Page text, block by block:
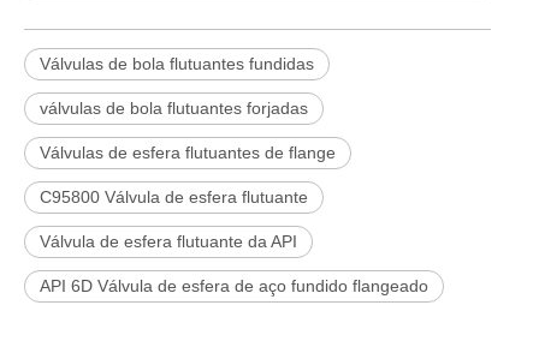
Válvulas de bola flutuantes fundidas
válvulas de bola flutuantes forjadas
Válvulas de esfera flutuantes de flange
C95800 Válvula de esfera flutuante
Válvula de esfera flutuante da API
API 6D Válvula de esfera de aço fundido flangeado